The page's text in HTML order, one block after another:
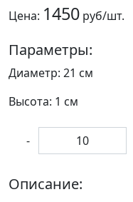
Цена: 1450 руб/шт.
Параметры:
Диаметр: 21 см
Высота: 1 см
-
Описание: